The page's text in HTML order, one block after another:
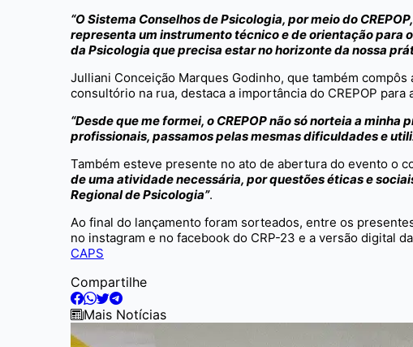
“O Sistema Conselhos de Psicologia, por meio do
representa um instrumento técnico e de orientação para
da Psicologia que precisa estar no horizonte da nossa
Julliani Conceição Marques Godinho, que também
consultório na rua, destaca a importância do CREPOP
“Desde que me formei, o CREPOP não só norteia a
profissionais, passamos pelas mesmas dificuldades e
Também esteve presente no ato de abertura do evento o
de uma atividade necessária, por questões éticas e
Regional de Psicologia”.
Ao final do lançamento foram sorteados, entre os
no instagram e no facebook do CRP-23 e a versão digital
CAPS
Compartilhe
Mais Notícias